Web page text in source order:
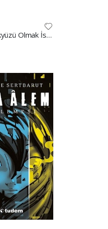
Hepimiz Gökyüzü Olmak İstedik 2 Krallar ve Soytarıları - Ciltli (Su)